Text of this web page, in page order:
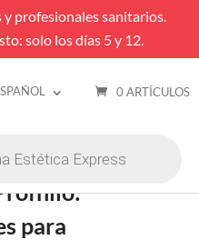
y profesionales sanitarios.
solo los días 5 y 12.
0 ARTÍCULOS
para